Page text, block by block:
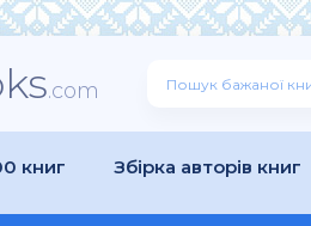
.com
книг Збірка авторів книг